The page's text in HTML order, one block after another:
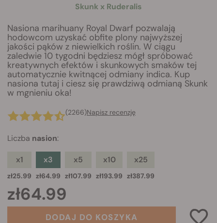
Skunk x Ruderalis
Nasiona marihuany Royal Dwarf pozwalają
hodowcom uzyskać obfite plony najwyższej
jakości pąków z niewielkich roślin. W ciągu
zaledwie 10 tygodni będziesz mógł spróbować
kreatywnych efektów i skunkowych smaków tej
automatycznie kwitnącej odmiany indica. Kup
nasiona tutaj i ciesz się prawdziwą odmianą Skunk
w mgnieniu oka!
(2266)Napisz recenzję
Liczba nasion:
x1
zł25.99
x3
zł64.99
x5
zł107.99
x10
zł193.99
x25
zł387.99
zł64.99
DODAJ DO KOSZYKA